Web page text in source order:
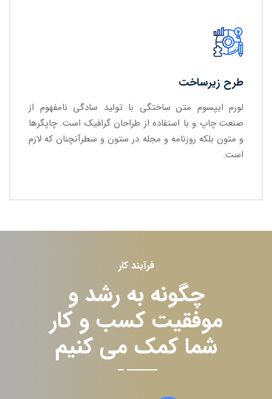
طرح زیرساخت
لورم ایپسوم متن ساختگی با تولید سادگی نامفهوم از
صنعت چاپ و با استفاده از طراحان گرافیک است. چاپگرها
و متون بلکه روزنامه و مجله در ستون و سطرآنچنان که لازم
است.
فرآیند کار
چگونه به رشد و
موفقیت کسب و کار
شما کمک می کنیم